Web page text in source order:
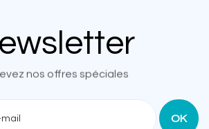
nos offres spéciales